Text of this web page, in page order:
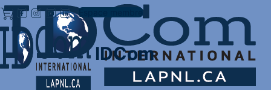
Espace membre
IDCom